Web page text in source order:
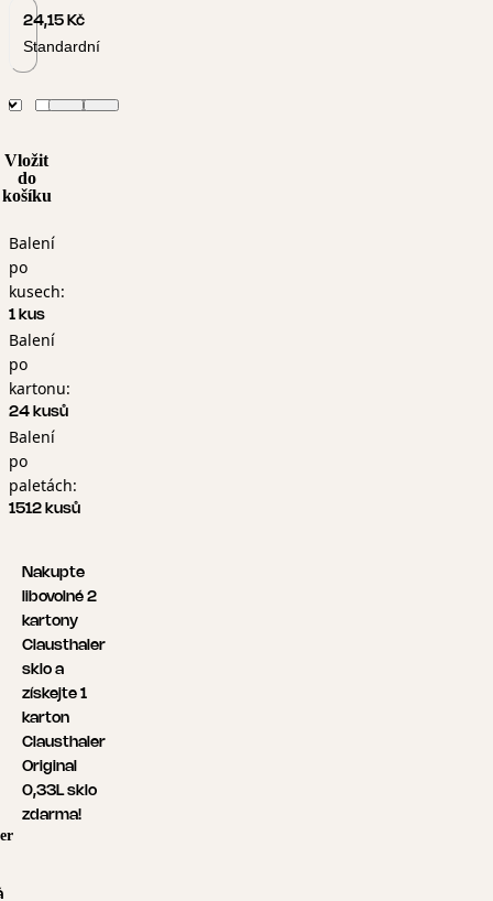
24,15 Kč
Standardní
Vložit
do
košíku
Balení
po
kusech:
1 kus
Balení
po
kartonu:
24 kusů
Balení
po
paletách:
1512 kusů
Nakupte
libovolné 2
kartony
Clausthaler
sklo a
získejte 1
karton
Clausthaler
Original
0,33L sklo
zdarma!